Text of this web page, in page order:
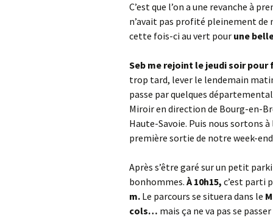
C’est que l’on a une revanche à
n’avait pas profité pleinement de
cette fois-ci au vert pour une
Seb me rejoint le jeudi soir
trop tard, lever le lendemain
passe par quelques
Miroir en direction de Bourg-en-
Haute-Savoie. Puis nous sortons
première sortie de notre week-
Après s’être garé sur un petit
bonhommes. À 10h15, c’est parti
m. Le parcours se situera dans le
cols… mais ça ne va pas se